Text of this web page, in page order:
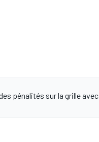
pénalités sur la grille avec